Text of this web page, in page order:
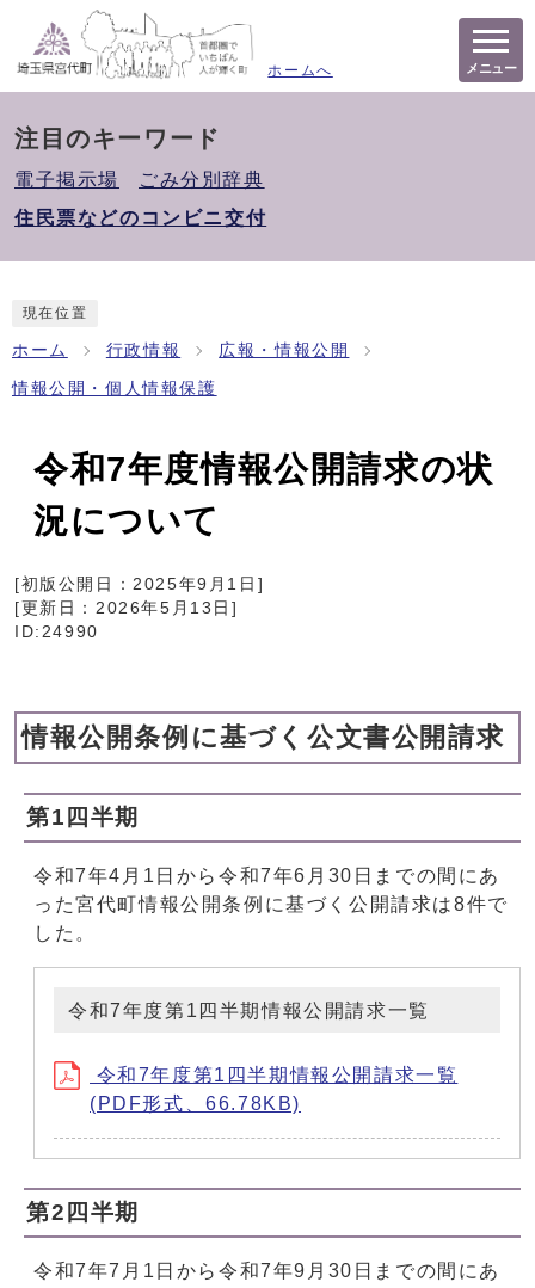
ホームへ メニュー
注目のキーワード
電子掲示場
ごみ分別辞典
住民票などのコンビニ交付
現在位置
ホーム 行政情報 広報・情報公開
情報公開・個人情報保護
令和7年度情報公開請求の状
況について
[初版公開日：2025年9月1日 ]
[更新日： 2026年5月13日 ]
ID:24990
情報公開条例に基づく公文書公開請求
第1四半期
令和7年4月1日から令和7年6月30日までの間にあ
った宮代町情報公開条例に基づく公開請求は8件で
した。
令和7年度第1四半期情報公開請求一覧
令和7年度第1四半期情報公開請求一覧
(PDF形式、66.78KB)
第2四半期
令和7年7月1日から令和7年9月30日までの間にあ